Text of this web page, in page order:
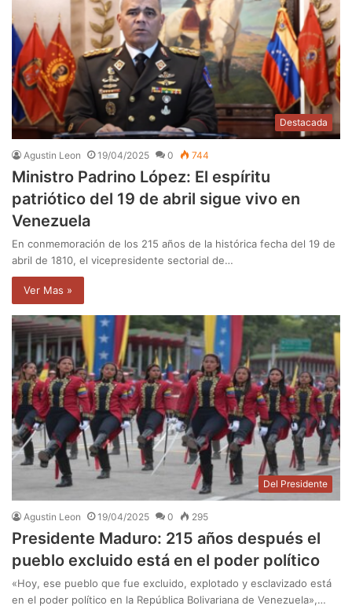
Destacada
Agustin Leon 19/04/2025 0 744
Ministro Padrino López: El espíritu
patriótico del 19 de abril sigue vivo en
Venezuela
En conmemoración de los 215 años de la histórica fecha del 19 de
abril de 1810, el vicepresidente sectorial de…
Ver Mas »
Del Presidente
Agustin Leon 19/04/2025 0 295
Presidente Maduro: 215 años después el
pueblo excluido está en el poder político
«Hoy, ese pueblo que fue excluido, explotado y esclavizado está
en el poder político en la República Bolivariana de Venezuela»,…